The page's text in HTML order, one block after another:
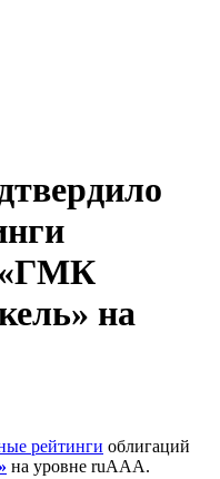
«ГМК
на
рейтинги облигаций
на уровне ruAAA.